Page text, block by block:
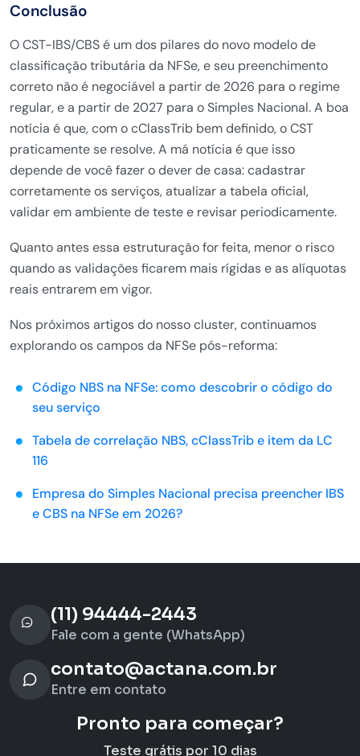
Conclusão
O CST-IBS/CBS é um dos pilares do novo modelo de
classificação tributária da NFSe, e seu preenchimento
correto não é negociável a partir de 2026 para o regime
regular, e a partir de 2027 para o Simples Nacional. A boa
notícia é que, com o cClassTrib bem definido, o CST
praticamente se resolve. A má notícia é que isso
depende de você fazer o dever de casa: cadastrar
corretamente os serviços, atualizar a tabela oficial,
validar em ambiente de teste e revisar periodicamente.
Quanto antes essa estruturação for feita, menor o risco
quando as validações ficarem mais rígidas e as alíquotas
reais entrarem em vigor.
Nos próximos artigos do nosso cluster, continuamos
explorando os campos da NFSe pós-reforma:
Código NBS na NFSe: como descobrir o código do
seu serviço
Tabela de correlação NBS, cClassTrib e item da LC
116
Empresa do Simples Nacional precisa preencher IBS
e CBS na NFSe em 2026?
(11) 94444-2443
Fale com a gente (WhatsApp)
contato@actana.com.br
Entre em contato
Pronto para começar?
Teste grátis por 10 dias